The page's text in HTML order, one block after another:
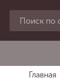
Главная